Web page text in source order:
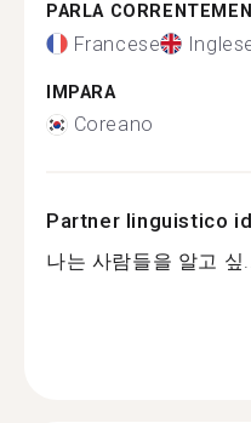
PARLA
Francese
IMPARA
Coreano
Partner linguistico
나는 사람들을 알고 싶